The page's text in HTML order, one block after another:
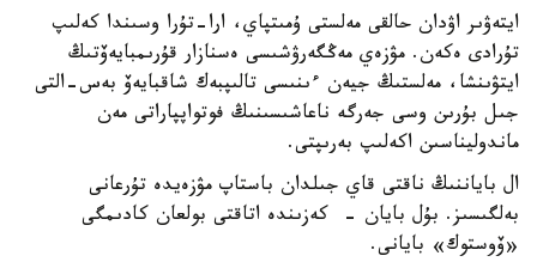
ايتەۋىر اۋدان حالقى مەلستى ۇمىتپاي، ارا-تۇرا وسىندا كەلىپ
تۇرادى ەكەن. مۋزەي مەڭگەرۋشىسى ەسنازار قۇرىمبايەۆتىڭ
ايتۋىنشا، مەلستىڭ جيەن ءىنىسى تالىپبەك شاقبايەۆ بەس-التى
جىل بۇرىن وسى جەرگە ناعاشىسىنىڭ فوتواپپاراتى مەن
ماندوليناسىن اكەلىپ بەرىپتى.
ال باياننىڭ ناقتى قاي جىلدان باستاپ مۋزەيدە تۇرعانى
بەلگىسىز. بۇل بايان - كەزىندە اتاقتى بولعان كادىمگى
«ۆوستوك» بايانى.